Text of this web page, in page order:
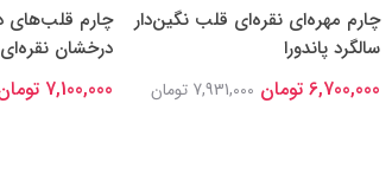
چارم مهره‌ای نقره‌ای قلب نگین‌دار
سالگرد پاندورا
6,700,000 تومان 7,931,000 تومان
چارم قلب‌های
درخشان نقره‌ای
7,100,000 تومان